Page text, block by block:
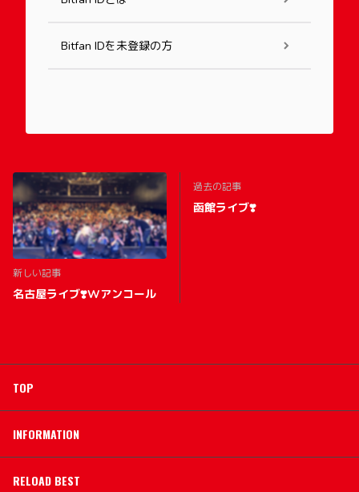
Bitfan IDを未登録の方
新しい記事
名古屋ライブ❣️Wアンコール
過去の記事
函館ライブ❣️
TOP
INFORMATION
RELOAD BEST